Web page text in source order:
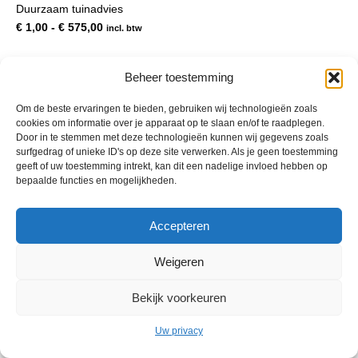
Beheer toestemming
Om de beste ervaringen te bieden, gebruiken wij technologieën zoals
cookies om informatie over je apparaat op te slaan en/of te raadplegen.
Door in te stemmen met deze technologieën kunnen wij gegevens zoals
surfgedrag of unieke ID's op deze site verwerken. Als je geen toestemming
geeft of uw toestemming intrekt, kan dit een nadelige invloed hebben op
bepaalde functies en mogelijkheden.
Accepteren
Weigeren
Bekijk voorkeuren
Uw privacy
gekozen
op
de
productpagina
Duurzaam tuinadvies
€ 1,00 - € 575,00Prijsklasse:
€ 575,00
incl. btw
© 2013 - 2026 De Duurzame Tuin KvK Gouda 29029262 - BTW nr
NL001968744B76 Hosting: